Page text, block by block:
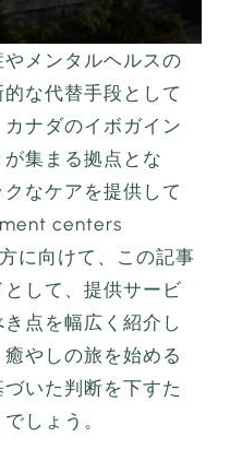
メンタルヘルスの
な代替手段として
ナダのイボガイン
集まる拠点とな
なケアを提供して
centers
に向けて、この記事
して、提供サービ
点を幅広く紹介し
やしの旅を始める
いた判断を下すた
しょう。